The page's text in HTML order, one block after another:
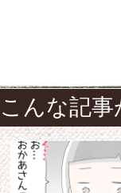
こんな記